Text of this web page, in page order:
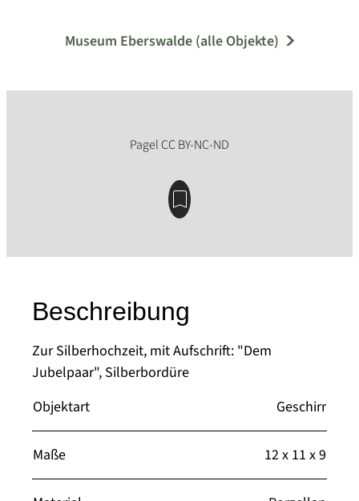
Museum Eberswalde (alle Objekte)
Beschreibung
Zur Silberhochzeit, mit Aufschrift: "Dem
Jubelpaar", Silberbordüre
Objektart
Geschirr
Maße 12 x 11 x 9